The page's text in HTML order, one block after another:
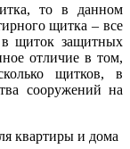
то в данном
щитка – все
в щиток защитных
отличие в том,
щитков, в
сооружений на